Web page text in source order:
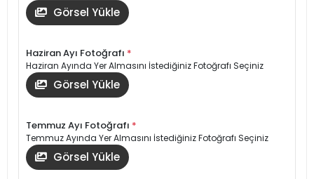
Görsel Yükle
Haziran Ayı Fotoğrafı *
Haziran Ayında Yer Almasını İstediğiniz Fotoğrafı Seçiniz
Görsel Yükle
Temmuz Ayı Fotoğrafı *
Temmuz Ayında Yer Almasını İstediğiniz Fotoğrafı Seçiniz
Görsel Yükle